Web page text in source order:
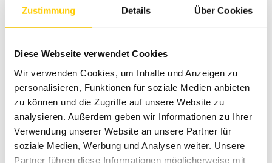
Zustimmung Details Über Cookies
Diese Webseite verwendet Cookies
Wir verwenden Cookies, um Inhalte und Anzeigen zu
personalisieren, Funktionen für soziale Medien anbieten
zu können und die Zugriffe auf unsere Website zu
analysieren. Außerdem geben wir Informationen zu Ihrer
Verwendung unserer Website an unsere Partner für
soziale Medien, Werbung und Analysen weiter. Unsere
Partner führen diese Informationen möglicherweise mit
Huomaa, että viivan piirtoa ei voida jatkaa COGO-toiminnoilla,
uusi viivasegmentti täytyy aloittaa vanhan viivan
päätepisteestä. COGO-toiminnolla luotua viivaa voidaan
moduulinJatka mittausta-toiminnolla tai
valitsemalla
Nykyinen linja mittaustyypiksi.